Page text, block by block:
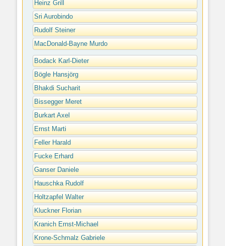
Heinz Grill
Sri Aurobindo
Rudolf Steiner
MacDonald-Bayne Murdo
Bodack Karl-Dieter
Bögle Hansjörg
Bhakdi Sucharit
Bissegger Meret
Burkart Axel
Ernst Marti
Feller Harald
Fucke Erhard
Ganser Daniele
Hauschka Rudolf
Holtzapfel Walter
Kluckner Florian
Kranich Ernst-Michael
Krone-Schmalz Gabriele